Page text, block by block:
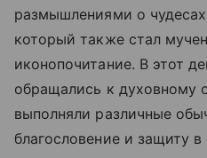
размышлениями о
который также стал
иконопочитание. В этот
обращались к духовному
выполняли различные
благословение и защиту